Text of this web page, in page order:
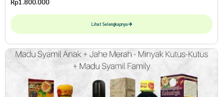
Lihat Selengkapnya